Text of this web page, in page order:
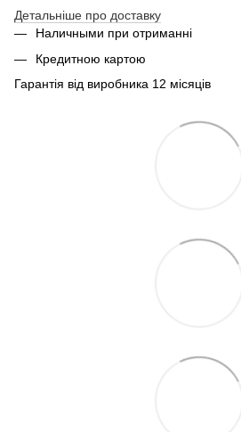
Детальніше про доставку
Наличными при отриманні
Кредитною картою
Гарантія від виробника 12 місяців